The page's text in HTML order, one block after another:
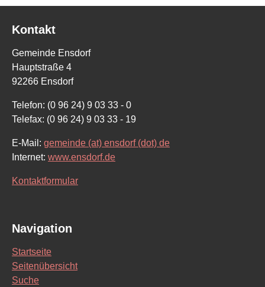
Kontakt
Gemeinde Ensdorf
Hauptstraße 4
92266 Ensdorf
Telefon: (0 96 24) 9 03 33 - 0
Telefax: (0 96 24) 9 03 33 - 19
E-Mail: gemeinde (at) ensdorf (dot) de
Internet: www.ensdorf.de
Kontaktformular
Navigation
Startseite
Seitenübersicht
Suche